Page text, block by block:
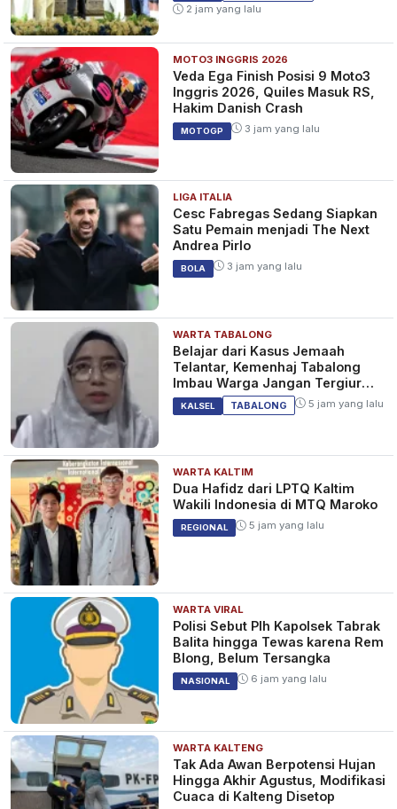
2 jam yang lalu
MOTO3 INGGRIS 2026
Veda Ega Finish Posisi 9 Moto3
Inggris 2026, Quiles Masuk RS,
Hakim Danish Crash
MOTOGP 3 jam yang lalu
LIGA ITALIA
Cesc Fabregas Sedang Siapkan
Satu Pemain menjadi The Next
Andrea Pirlo
BOLA 3 jam yang lalu
WARTA TABALONG
Belajar dari Kasus Jemaah
Telantar, Kemenhaj Tabalong
Imbau Warga Jangan Tergiur
Umrah Murah
KALSEL TABALONG 5 jam yang lalu
WARTA KALTIM
Dua Hafidz dari LPTQ Kaltim
Wakili Indonesia di MTQ Maroko
REGIONAL 5 jam yang lalu
WARTA VIRAL
Polisi Sebut Plh Kapolsek Tabrak
Balita hingga Tewas karena Rem
Blong, Belum Tersangka
NASIONAL 6 jam yang lalu
WARTA KALTENG
Tak Ada Awan Berpotensi Hujan
Hingga Akhir Agustus, Modifikasi
Cuaca di Kalteng Disetop